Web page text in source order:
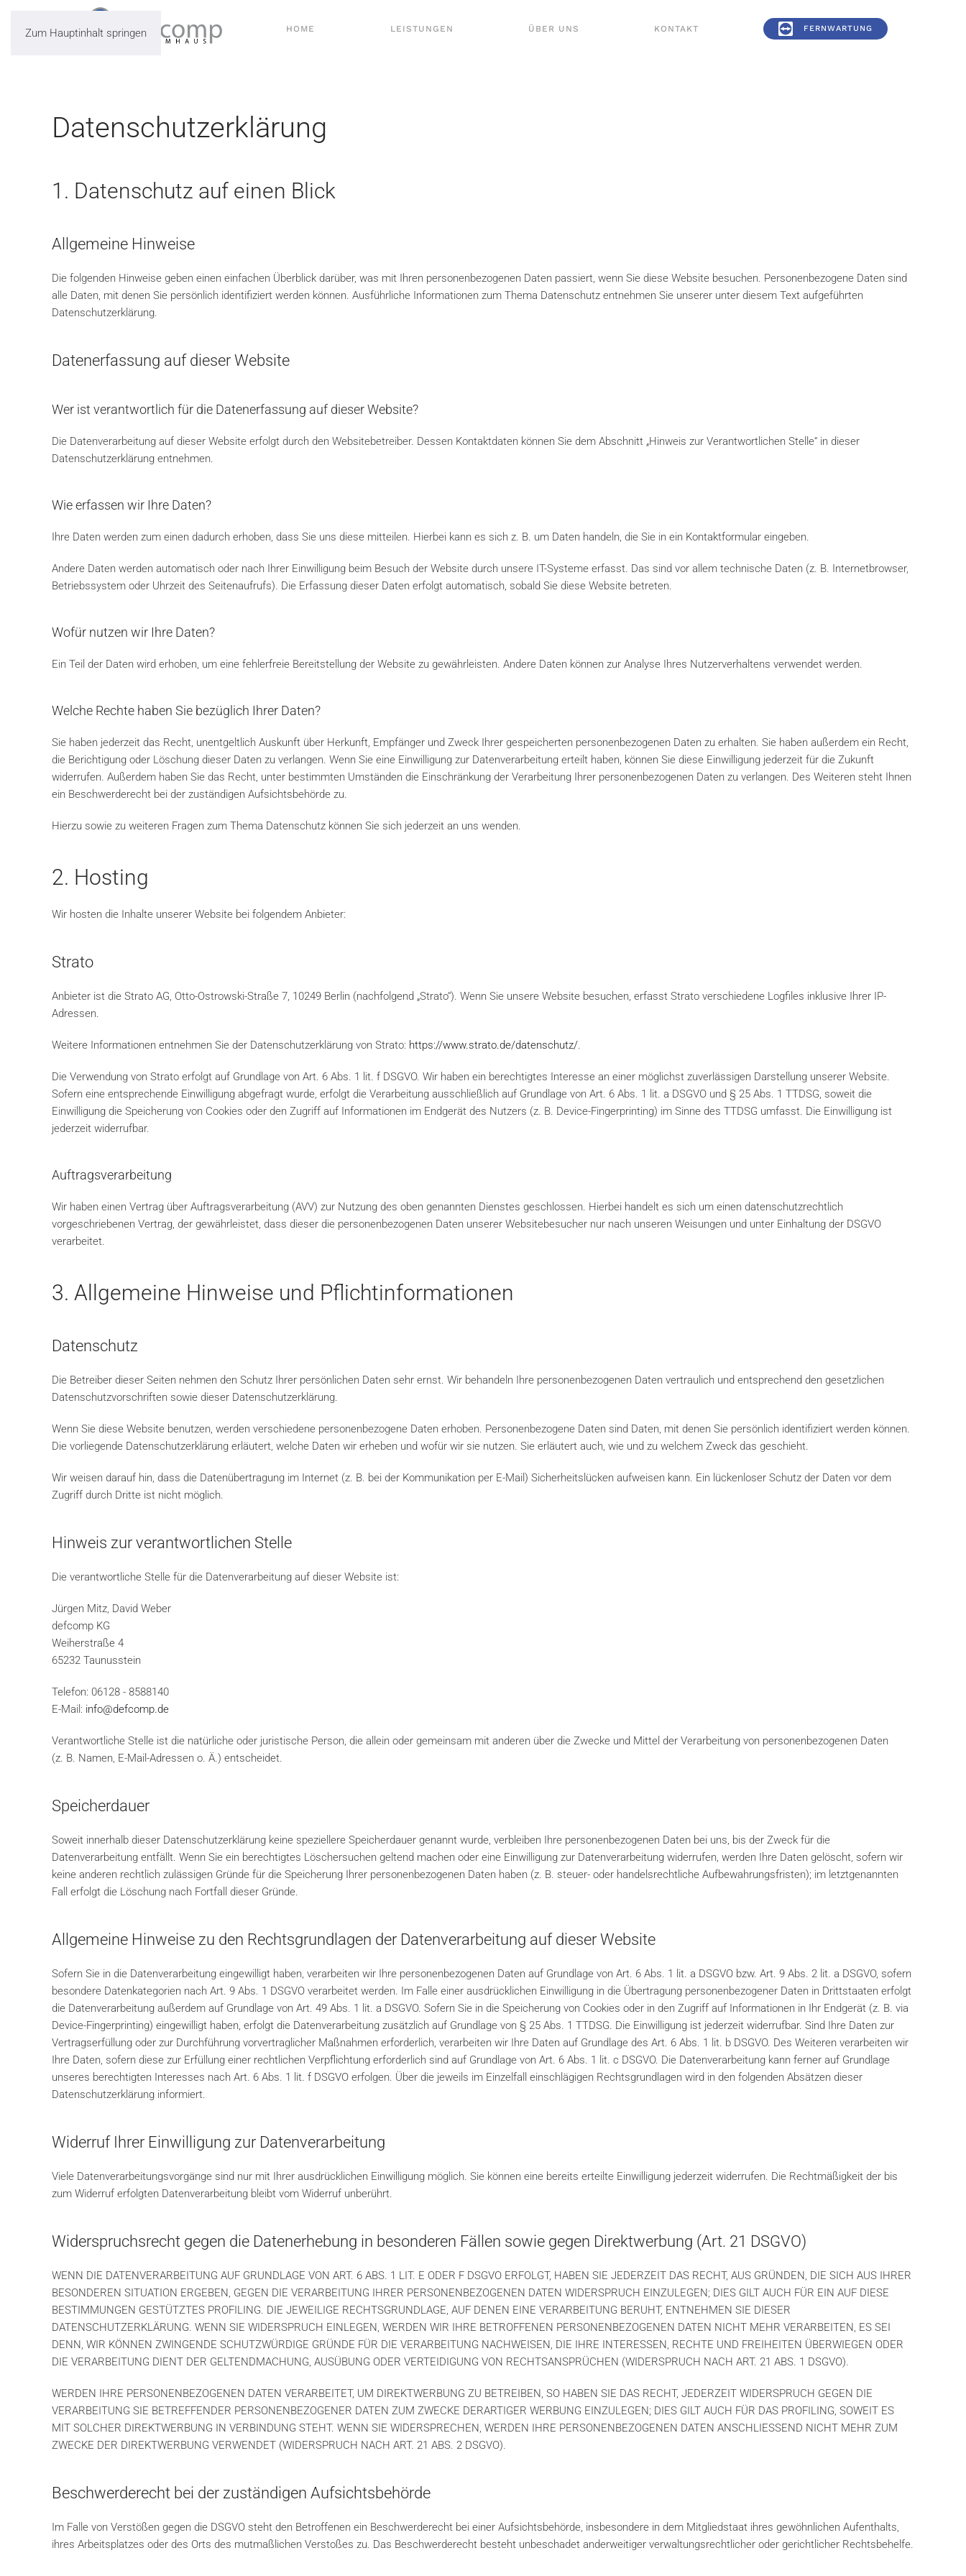
Zum Hauptinhalt springen HOME LEISTUNGEN ÜBER UNS KONTAKT FERNWARTUNG
Datenschutz­erklärung
1. Datenschutz auf einen Blick
Allgemeine Hinweise
Die folgenden Hinweise geben einen einfachen Überblick darüber, was mit Ihren personenbezogenen Daten passiert, wenn Sie diese Website besuchen. Personenbezogene Daten sind
alle Daten, mit denen Sie persönlich identifiziert werden können. Ausführliche Informationen zum Thema Datenschutz entnehmen Sie unserer unter diesem Text aufgeführten
Datenschutzerklärung.
Datenerfassung auf dieser Website
Wer ist verantwortlich für die Datenerfassung auf dieser Website?
Die Datenverarbeitung auf dieser Website erfolgt durch den Websitebetreiber. Dessen Kontaktdaten können Sie dem Abschnitt „Hinweis zur Verantwortlichen Stelle“ in dieser
Datenschutzerklärung entnehmen.
Wie erfassen wir Ihre Daten?
Ihre Daten werden zum einen dadurch erhoben, dass Sie uns diese mitteilen. Hierbei kann es sich z. B. um Daten handeln, die Sie in ein Kontaktformular eingeben.
Andere Daten werden automatisch oder nach Ihrer Einwilligung beim Besuch der Website durch unsere IT-Systeme erfasst. Das sind vor allem technische Daten (z. B. Internetbrowser,
Betriebssystem oder Uhrzeit des Seitenaufrufs). Die Erfassung dieser Daten erfolgt automatisch, sobald Sie diese Website betreten.
Wofür nutzen wir Ihre Daten?
Ein Teil der Daten wird erhoben, um eine fehlerfreie Bereitstellung der Website zu gewährleisten. Andere Daten können zur Analyse Ihres Nutzerverhaltens verwendet werden.
Welche Rechte haben Sie bezüglich Ihrer Daten?
Sie haben jederzeit das Recht, unentgeltlich Auskunft über Herkunft, Empfänger und Zweck Ihrer gespeicherten personenbezogenen Daten zu erhalten. Sie haben außerdem ein Recht,
die Berichtigung oder Löschung dieser Daten zu verlangen. Wenn Sie eine Einwilligung zur Datenverarbeitung erteilt haben, können Sie diese Einwilligung jederzeit für die Zukunft
widerrufen. Außerdem haben Sie das Recht, unter bestimmten Umständen die Einschränkung der Verarbeitung Ihrer personenbezogenen Daten zu verlangen. Des Weiteren steht Ihnen
ein Beschwerderecht bei der zuständigen Aufsichtsbehörde zu.
Hierzu sowie zu weiteren Fragen zum Thema Datenschutz können Sie sich jederzeit an uns wenden.
2. Hosting
Wir hosten die Inhalte unserer Website bei folgendem Anbieter:
Strato
Anbieter ist die Strato AG, Otto-Ostrowski-Straße 7, 10249 Berlin (nachfolgend „Strato“). Wenn Sie unsere Website besuchen, erfasst Strato verschiedene Logfiles inklusive Ihrer IP-
Adressen.
Weitere Informationen entnehmen Sie der Datenschutzerklärung von Strato: https://www.strato.de/datenschutz/.
Die Verwendung von Strato erfolgt auf Grundlage von Art. 6 Abs. 1 lit. f DSGVO. Wir haben ein berechtigtes Interesse an einer möglichst zuverlässigen Darstellung unserer Website.
Sofern eine entsprechende Einwilligung abgefragt wurde, erfolgt die Verarbeitung ausschließlich auf Grundlage von Art. 6 Abs. 1 lit. a DSGVO und § 25 Abs. 1 TTDSG, soweit die
Einwilligung die Speicherung von Cookies oder den Zugriff auf Informationen im Endgerät des Nutzers (z. B. Device-Fingerprinting) im Sinne des TTDSG umfasst. Die Einwilligung ist
jederzeit widerrufbar.
Auftragsverarbeitung
Wir haben einen Vertrag über Auftragsverarbeitung (AVV) zur Nutzung des oben genannten Dienstes geschlossen. Hierbei handelt es sich um einen datenschutzrechtlich
vorgeschriebenen Vertrag, der gewährleistet, dass dieser die personenbezogenen Daten unserer Websitebesucher nur nach unseren Weisungen und unter Einhaltung der DSGVO
verarbeitet.
3. Allgemeine Hinweise und Pflicht­informationen
Datenschutz
Die Betreiber dieser Seiten nehmen den Schutz Ihrer persönlichen Daten sehr ernst. Wir behandeln Ihre personenbezogenen Daten vertraulich und entsprechend den gesetzlichen
Datenschutzvorschriften sowie dieser Datenschutzerklärung.
Wenn Sie diese Website benutzen, werden verschiedene personenbezogene Daten erhoben. Personenbezogene Daten sind Daten, mit denen Sie persönlich identifiziert werden können.
Die vorliegende Datenschutzerklärung erläutert, welche Daten wir erheben und wofür wir sie nutzen. Sie erläutert auch, wie und zu welchem Zweck das geschieht.
Wir weisen darauf hin, dass die Datenübertragung im Internet (z. B. bei der Kommunikation per E-Mail) Sicherheitslücken aufweisen kann. Ein lückenloser Schutz der Daten vor dem
Zugriff durch Dritte ist nicht möglich.
Hinweis zur verantwortlichen Stelle
Die verantwortliche Stelle für die Datenverarbeitung auf dieser Website ist:
Jürgen Mitz, David Weber
defcomp KG
Weiherstraße 4
65232 Taunusstein
Telefon: 06128 - 8588140
E-Mail: info@defcomp.de
Verantwortliche Stelle ist die natürliche oder juristische Person, die allein oder gemeinsam mit anderen über die Zwecke und Mittel der Verarbeitung von personenbezogenen Daten
(z. B. Namen, E-Mail-Adressen o. Ä.) entscheidet.
Speicherdauer
Soweit innerhalb dieser Datenschutzerklärung keine speziellere Speicherdauer genannt wurde, verbleiben Ihre personenbezogenen Daten bei uns, bis der Zweck für die
Datenverarbeitung entfällt. Wenn Sie ein berechtigtes Löschersuchen geltend machen oder eine Einwilligung zur Datenverarbeitung widerrufen, werden Ihre Daten gelöscht, sofern wir
keine anderen rechtlich zulässigen Gründe für die Speicherung Ihrer personenbezogenen Daten haben (z. B. steuer- oder handelsrechtliche Aufbewahrungsfristen); im letztgenannten
Fall erfolgt die Löschung nach Fortfall dieser Gründe.
Allgemeine Hinweise zu den Rechtsgrundlagen der Datenverarbeitung auf dieser Website
Sofern Sie in die Datenverarbeitung eingewilligt haben, verarbeiten wir Ihre personenbezogenen Daten auf Grundlage von Art. 6 Abs. 1 lit. a DSGVO bzw. Art. 9 Abs. 2 lit. a DSGVO, sofern
besondere Datenkategorien nach Art. 9 Abs. 1 DSGVO verarbeitet werden. Im Falle einer ausdrücklichen Einwilligung in die Übertragung personenbezogener Daten in Drittstaaten erfolgt
die Datenverarbeitung außerdem auf Grundlage von Art. 49 Abs. 1 lit. a DSGVO. Sofern Sie in die Speicherung von Cookies oder in den Zugriff auf Informationen in Ihr Endgerät (z. B. via
Device-Fingerprinting) eingewilligt haben, erfolgt die Datenverarbeitung zusätzlich auf Grundlage von § 25 Abs. 1 TTDSG. Die Einwilligung ist jederzeit widerrufbar. Sind Ihre Daten zur
Vertragserfüllung oder zur Durchführung vorvertraglicher Maßnahmen erforderlich, verarbeiten wir Ihre Daten auf Grundlage des Art. 6 Abs. 1 lit. b DSGVO. Des Weiteren verarbeiten wir
Ihre Daten, sofern diese zur Erfüllung einer rechtlichen Verpflichtung erforderlich sind auf Grundlage von Art. 6 Abs. 1 lit. c DSGVO. Die Datenverarbeitung kann ferner auf Grundlage
unseres berechtigten Interesses nach Art. 6 Abs. 1 lit. f DSGVO erfolgen. Über die jeweils im Einzelfall einschlägigen Rechtsgrundlagen wird in den folgenden Absätzen dieser
Datenschutzerklärung informiert.
Widerruf Ihrer Einwilligung zur Datenverarbeitung
Viele Datenverarbeitungsvorgänge sind nur mit Ihrer ausdrücklichen Einwilligung möglich. Sie können eine bereits erteilte Einwilligung jederzeit widerrufen. Die Rechtmäßigkeit der bis
zum Widerruf erfolgten Datenverarbeitung bleibt vom Widerruf unberührt.
Widerspruchsrecht gegen die Datenerhebung in besonderen Fällen sowie gegen Direktwerbung (Art. 21 DSGVO)
WENN DIE DATENVERARBEITUNG AUF GRUNDLAGE VON ART. 6 ABS. 1 LIT. E ODER F DSGVO ERFOLGT, HABEN SIE JEDERZEIT DAS RECHT, AUS GRÜNDEN, DIE SICH AUS IHRER
BESONDEREN SITUATION ERGEBEN, GEGEN DIE VERARBEITUNG IHRER PERSONENBEZOGENEN DATEN WIDERSPRUCH EINZULEGEN; DIES GILT AUCH FÜR EIN AUF DIESE
BESTIMMUNGEN GESTÜTZTES PROFILING. DIE JEWEILIGE RECHTSGRUNDLAGE, AUF DENEN EINE VERARBEITUNG BERUHT, ENTNEHMEN SIE DIESER
DATENSCHUTZERKLÄRUNG. WENN SIE WIDERSPRUCH EINLEGEN, WERDEN WIR IHRE BETROFFENEN PERSONENBEZOGENEN DATEN NICHT MEHR VERARBEITEN, ES SEI
DENN, WIR KÖNNEN ZWINGENDE SCHUTZWÜRDIGE GRÜNDE FÜR DIE VERARBEITUNG NACHWEISEN, DIE IHRE INTERESSEN, RECHTE UND FREIHEITEN ÜBERWIEGEN ODER
DIE VERARBEITUNG DIENT DER GELTENDMACHUNG, AUSÜBUNG ODER VERTEIDIGUNG VON RECHTSANSPRÜCHEN (WIDERSPRUCH NACH ART. 21 ABS. 1 DSGVO).
WERDEN IHRE PERSONENBEZOGENEN DATEN VERARBEITET, UM DIREKTWERBUNG ZU BETREIBEN, SO HABEN SIE DAS RECHT, JEDERZEIT WIDERSPRUCH GEGEN DIE
VERARBEITUNG SIE BETREFFENDER PERSONENBEZOGENER DATEN ZUM ZWECKE DERARTIGER WERBUNG EINZULEGEN; DIES GILT AUCH FÜR DAS PROFILING, SOWEIT ES
MIT SOLCHER DIREKTWERBUNG IN VERBINDUNG STEHT. WENN SIE WIDERSPRECHEN, WERDEN IHRE PERSONENBEZOGENEN DATEN ANSCHLIESSEND NICHT MEHR ZUM
ZWECKE DER DIREKTWERBUNG VERWENDET (WIDERSPRUCH NACH ART. 21 ABS. 2 DSGVO).
Beschwerde­recht bei der zuständigen Aufsichts­behörde
Im Falle von Verstößen gegen die DSGVO steht den Betroffenen ein Beschwerderecht bei einer Aufsichtsbehörde, insbesondere in dem Mitgliedstaat ihres gewöhnlichen Aufenthalts,
ihres Arbeitsplatzes oder des Orts des mutmaßlichen Verstoßes zu. Das Beschwerderecht besteht unbeschadet anderweitiger verwaltungsrechtlicher oder gerichtlicher Rechtsbehelfe.